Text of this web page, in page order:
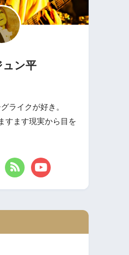
ュン平
ライクが好き。
すます現実から目を